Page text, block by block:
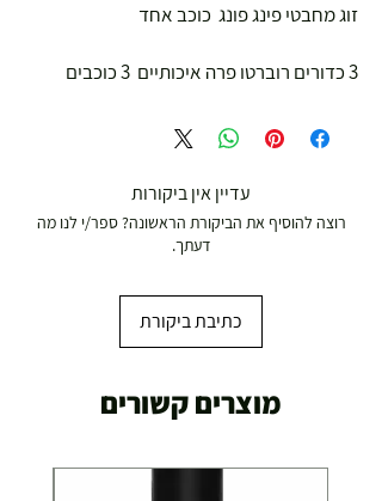
זוג מחבטי פינג פונג כוכב אחד
3 כדורים רוברטו פרה איכותיים 3 כוכבים
עדיין אין ביקורות
רוצה להוסיף את הביקורת הראשונה? ספר/י לנו מה
דעתך.
כתיבת ביקורת
מוצרים קשורים